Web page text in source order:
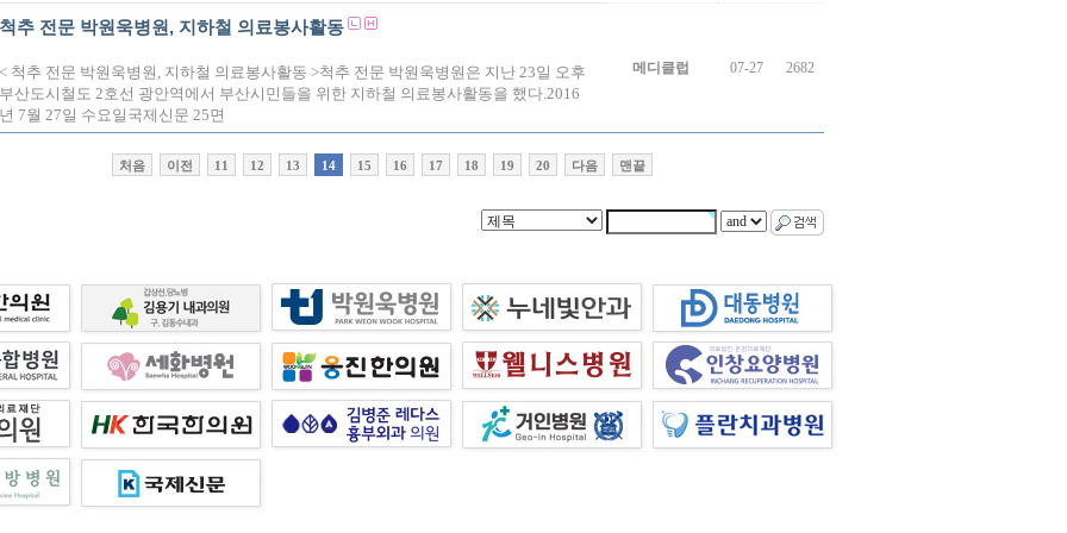
척추 전문 박원욱병원, 지하철 의료봉사활동
< 척추 전문 박원욱병원, 지하철 의료봉사활동 >척추 전문 박원욱병원은 지난 23일 오후
부산도시철도 2호선 광안역에서 부산시민들을 위한 지하철 의료봉사활동을 했다.2016
년 7월 27일 수요일국제신문 25면
메디클럽 07-27 2682
처음 이전 11 12 13 14 15 16 17 18 19 20 다음 맨끝